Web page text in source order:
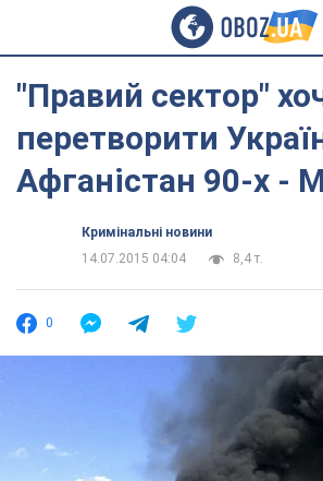
"Правий сектор"
перетворити
Афганістан 90-х -
Кримінальні новини
14.07.2015 04:04
8,4 т.
0